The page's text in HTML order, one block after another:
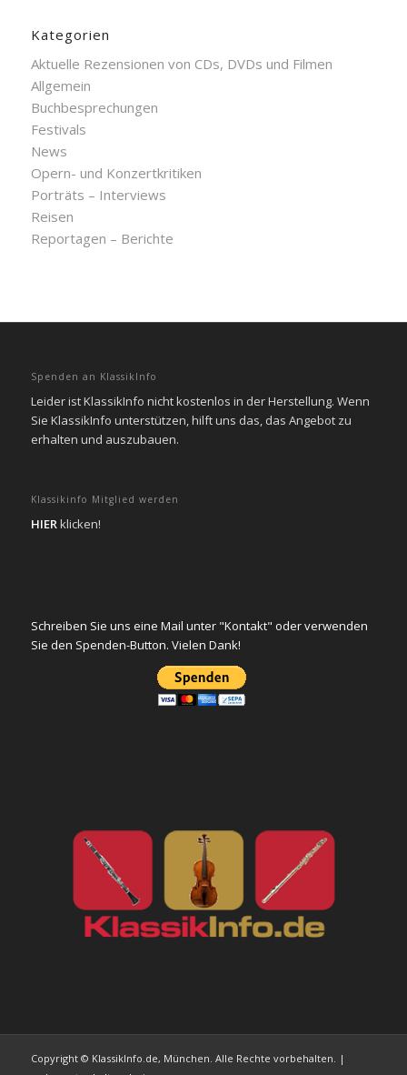
Kategorien
Aktuelle Rezensionen von CDs, DVDs und Filmen
Allgemein
Buchbesprechungen
Festivals
News
Opern- und Konzertkritiken
Porträts – Interviews
Reisen
Reportagen – Berichte
Spenden an KlassikInfo
Leider ist KlassikInfo nicht kostenlos in der Herstellung. Wenn
Sie KlassikInfo unterstützen, hilft uns das, das Angebot zu
erhalten und auszubauen.
Klassikinfo Mitglied werden
HIERklicken!
Schreiben Sie uns eine Mail unter "Kontakt" oder verwenden
Sie den Spenden-Button. Vielen Dank!
Copyright © KlassikInfo.de, München. Alle Rechte vorbehalten. |